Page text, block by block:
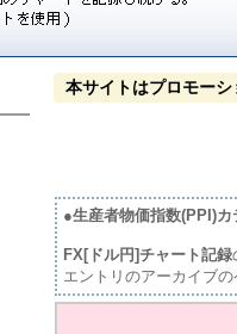
本サイトはプロモー
●生産者物価指数(PPI)カ
FX[ドル円]チャート記録
エントリのアーカイブ